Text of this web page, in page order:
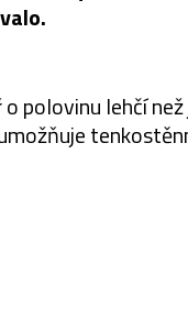
polovinu lehčí